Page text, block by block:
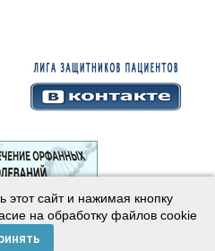
Лига защитников пациентов
сайта — Интернет-студияМайер
этот сайт и нажимая кнопку
на обработку файлов cookie